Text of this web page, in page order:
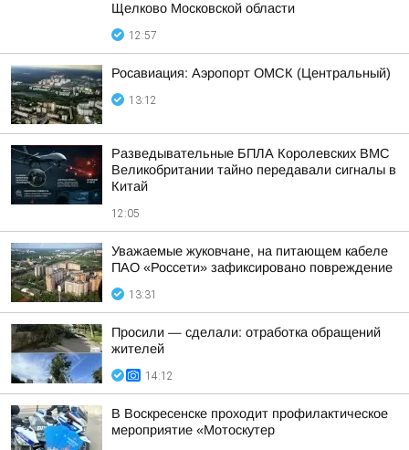
Щелково Московской области
12:57
Росавиация: Аэропорт ОМСК (Центральный)
13:12
Разведывательные БПЛА Королевских ВМС
Великобритании тайно передавали сигналы в
Китай
12:05
Уважаемые жуковчане, на питающем кабеле
ПАО «Россети» зафиксировано повреждение
13:31
Просили — сделали: отработка обращений
жителей
14:12
В Воскресенске проходит профилактическое
мероприятие «Мотоскутер